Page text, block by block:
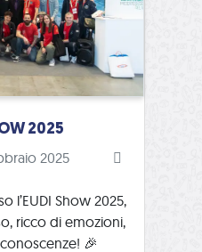
2025
2025
l’EUDI Show 2025,
ricco di emozioni,
🎉